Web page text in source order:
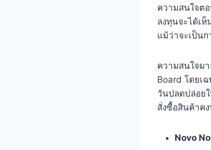
ความสนใจต
ลงทุนจะได้เ
แม้ว่าจะเป็น
ความสนใจม
Board โดยเ
วันปลดปล่อย
สั่งซื้อสินค้าค
Novo